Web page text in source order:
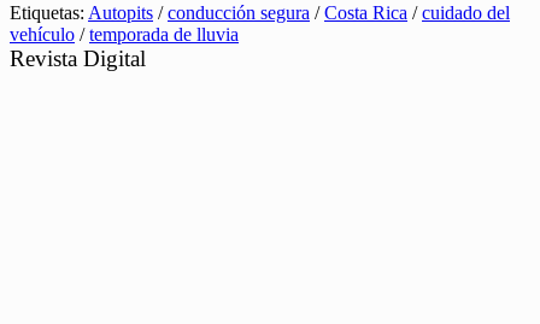
Etiquetas: Autopits /conducción segura /Costa Rica /cuidado del
vehículo /temporada de lluvia
Revista Digital